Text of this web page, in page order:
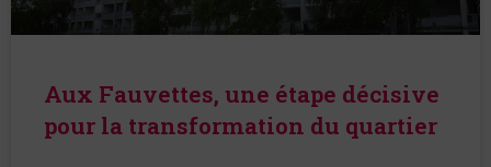
Aux Fauvettes, une étape décisive
pour la transformation du quartier